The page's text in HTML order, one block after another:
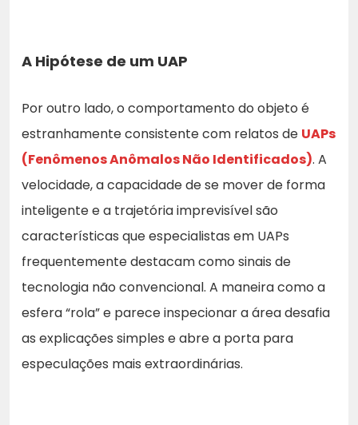
A Hipótese de um UAP
Por outro lado, o comportamento do objeto é
estranhamente consistente com relatos de UAPs
(Fenômenos Anômalos Não Identificados). A
velocidade, a capacidade de se mover de forma
inteligente e a trajetória imprevisível são
características que especialistas em UAPs
frequentemente destacam como sinais de
tecnologia não convencional. A maneira como a
esfera “rola” e parece inspecionar a área desafia
as explicações simples e abre a porta para
especulações mais extraordinárias.